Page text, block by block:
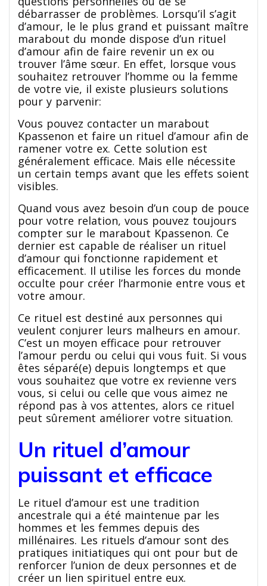
débarrasser de problèmes. Lorsqu’il s’agit
d’amour, le le plus grand et puissant maître
marabout du monde dispose d’un rituel
d’amour afin de faire revenir un ex ou
trouver l’âme sœur. En effet, lorsque vous
souhaitez retrouver l’homme ou la femme
de votre vie, il existe plusieurs solutions
pour y parvenir:
Vous pouvez contacter un marabout
Kpassenon et faire un rituel d’amour afin de
ramener votre ex. Cette solution est
généralement efficace. Mais elle nécessite
un certain temps avant que les effets soient
visibles.
Quand vous avez besoin d’un coup de pouce
pour votre relation, vous pouvez toujours
compter sur le marabout Kpassenon. Ce
dernier est capable de réaliser un rituel
d’amour qui fonctionne rapidement et
efficacement. Il utilise les forces du monde
occulte pour créer l’harmonie entre vous et
votre amour.
Ce rituel est destiné aux personnes qui
veulent conjurer leurs malheurs en amour.
C’est un moyen efficace pour retrouver
l’amour perdu ou celui qui vous fuit. Si vous
êtes séparé(e) depuis longtemps et que
vous souhaitez que votre ex revienne vers
vous, si celui ou celle que vous aimez ne
répond pas à vos attentes, alors ce rituel
peut sûrement améliorer votre situation.
Un rituel d’amour
puissant et efficace
Le rituel d’amour est une tradition
ancestrale qui a été maintenue par les
hommes et les femmes depuis des
millénaires. Les rituels d’amour sont des
pratiques initiatiques qui ont pour but de
renforcer l’union de deux personnes et de
créer un lien spirituel entre eux.